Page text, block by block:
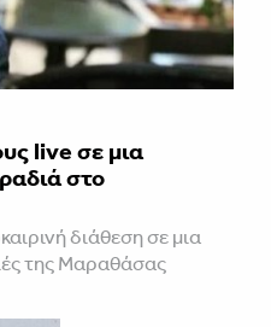
live σε μια
στο
διάθεση σε μια
της Μαραθάσας